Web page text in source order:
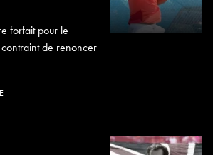
forfait pour le
de renoncer